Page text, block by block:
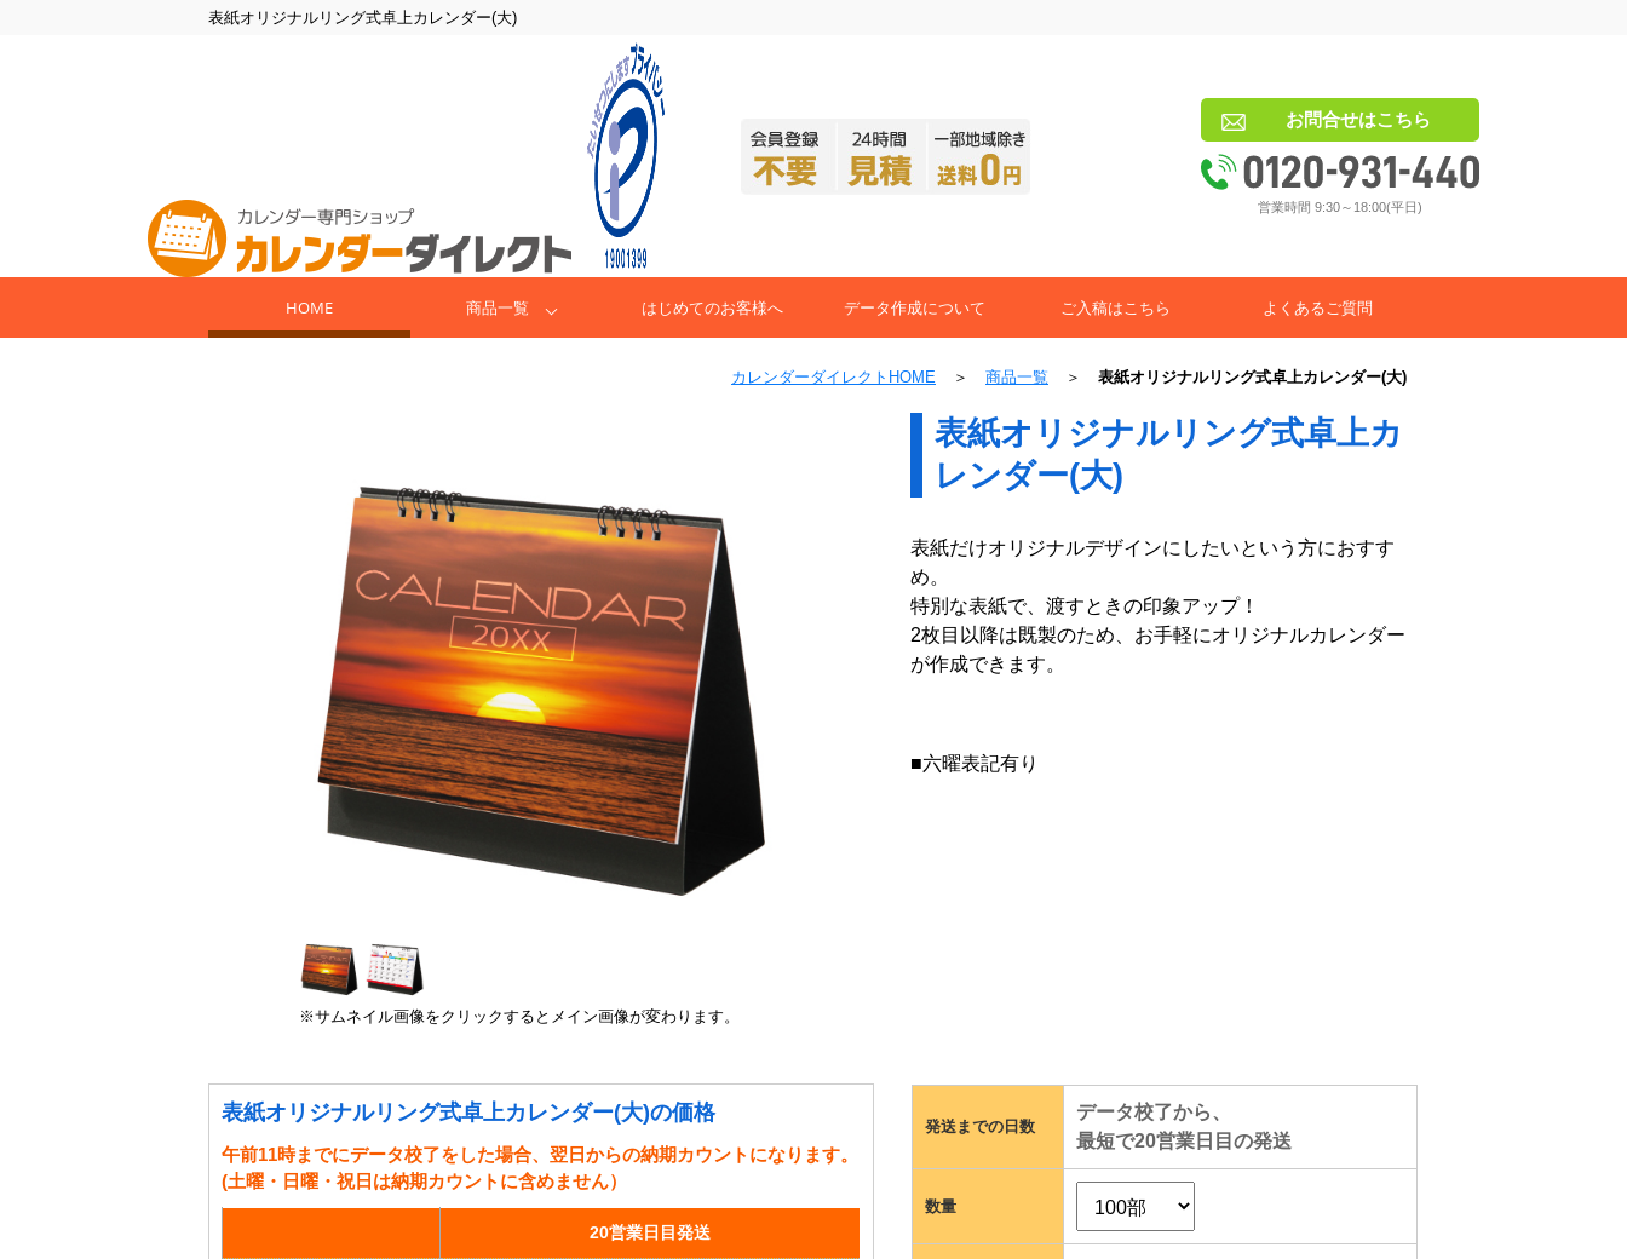
表紙オリジナルリング式卓上カレンダー(大)
お問合せはこちら
営業時間 9:30～18:00(平日)
HOME 商品一覧 はじめてのお客様へ データ作成について ご入稿はこちら よくあるご質問
カレンダーダイレクトHOME ＞ 商品一覧 ＞ 表紙オリジナルリング式卓上カレンダー(大)
※サムネイル画像をクリックするとメイン画像が変わります。
表紙オリジナルリング式卓上カ
レンダー(大)
表紙だけオリジナルデザインにしたいという方におすす
め。
特別な表紙で、渡すときの印象アップ！
2枚目以降は既製のため、お手軽にオリジナルカレンダー
が作成できます。
■六曜表記有り
表紙オリジナルリング式卓上カレンダー(大)の価格
午前11時までにデータ校了をした場合、翌日からの納期カウントになります。
(土曜・日曜・祝日は納期カウントに含めません）
20営業日目発送
発送までの日数
データ校了から、
最短で20営業日目の発送
数量